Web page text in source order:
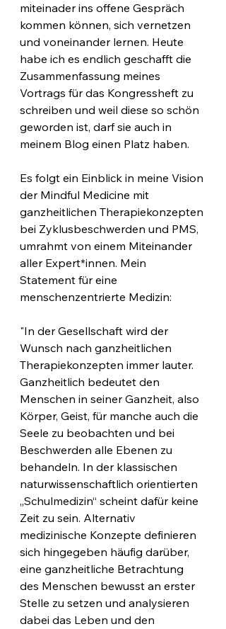
miteinader ins offene Gespräch
kommen können, sich vernetzen
und voneinander lernen. Heute
habe ich es endlich geschafft die
Zusammenfassung meines
Vortrags für das Kongressheft zu
schreiben und weil diese so schön
geworden ist, darf sie auch in
meinem Blog einen Platz haben.
Es folgt ein Einblick in meine Vision
der Mindful Medicine mit
ganzheitlichen Therapiekonzepten
bei Zyklusbeschwerden und PMS,
umrahmt von einem Miteinander
aller Expert*innen. Mein
Statement für eine
menschenzentrierte Medizin:
"In der Gesellschaft wird der
Wunsch nach ganzheitlichen
Therapiekonzepten immer lauter.
Ganzheitlich bedeutet den
Menschen in seiner Ganzheit, also
Körper, Geist, für manche auch die
Seele zu beobachten und bei
Beschwerden alle Ebenen zu
behandeln. In der klassischen
naturwissenschaftlich orientierten
„Schulmedizin“ scheint dafür keine
Zeit zu sein. Alternativ
medizinische Konzepte definieren
sich hingegeben häufig darüber,
eine ganzheitliche Betrachtung
des Menschen bewusst an erster
Stelle zu setzen und analysieren
dabei das Leben und den